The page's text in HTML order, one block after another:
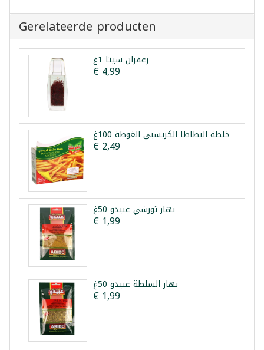
Gerelateerde producten
زعفران سيتا 1غ
€ 4,99
خلطة البطاطا الكريسبي الغوطة 100غ
€ 2,49
بهار تورشي عبيدو 50غ
€ 1,99
بهار السلطة عبيدو 50غ
€ 1,99